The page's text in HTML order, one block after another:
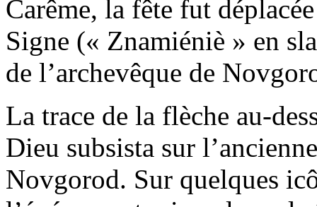
Carême, la fête fut
Signe (« Znamiéniè » en
de l’archevêque de
La trace de la flèche au-
Dieu subsista sur
Novgorod. Sur quelques